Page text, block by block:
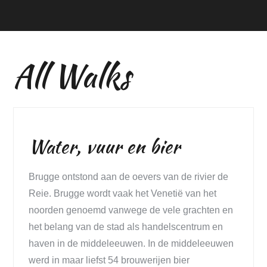
All Walks
Water, vuur en bier
Brugge ontstond aan de oevers van de rivier de
Reie. Brugge wordt vaak het Venetië van het
noorden genoemd vanwege de vele grachten en
het belang van de stad als handelscentrum en
haven in de middeleeuwen. In de middeleeuwen
werd in maar liefst 54 brouwerijen bier